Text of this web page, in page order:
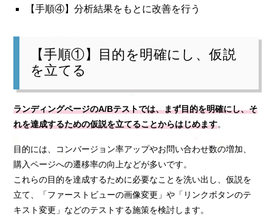
【手順④】分析結果をもとに改善を行う
【手順①】目的を明確にし、仮説
を立てる
ランディングページのA/Bテストでは、まず目的を明確にし、そ
れを達成するための仮説を立てることからはじめます。
目的には、コンバージョン率アップやお問い合わせ数の増加、
購入ページへの遷移率の向上などが多いです。
これらの目的を達成するために必要なことを洗い出し、仮説を
立て、「ファーストビューの画像変更」や「リンクボタンのテ
キスト変更」などのテストする施策を検討します。